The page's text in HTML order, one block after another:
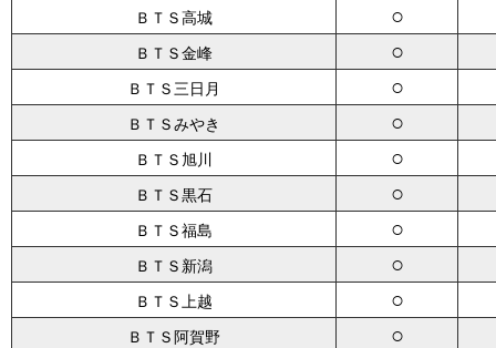
ＢＴＳ高城 ○
ＢＴＳ金峰 ○
ＢＴＳ三日月 ○
ＢＴＳみやき ○
ＢＴＳ旭川 ○
ＢＴＳ黒石 ○
ＢＴＳ福島 ○
ＢＴＳ新潟 ○
ＢＴＳ上越 ○
ＢＴＳ阿賀野 ○